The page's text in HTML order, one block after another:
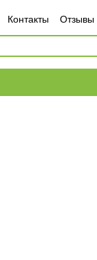
Контакты
Отзывы
оферты